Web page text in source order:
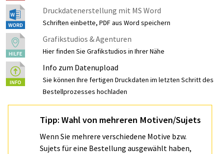
Druckdatenerstellung mit MS Word
Schriften einbette, PDF aus Word speichern
Grafikstudios & Agenturen
Hier finden Sie Grafikstudios in Ihrer Nähe
Info zum Datenupload
Sie können Ihre fertigen Druckdaten im letzten Schritt des
Bestellprozesses hochladen
Tipp: Wahl von mehreren Motiven/Sujets
Wenn Sie mehrere verschiedene Motive bzw.
Sujets für eine Bestellung ausgewählt haben,